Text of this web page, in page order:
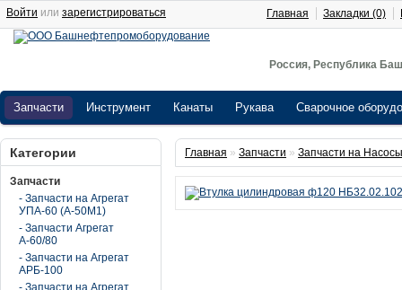
Россия, Республика
Войти или зарегистрироваться Главная Закладки (0)
Запчасти Инструмент Канаты Рукава Сварочное
Категории
Запчасти
- Запчасти на Агрегат
УПА-60 (А-50М1)
- Запчасти Агрегат
А-60/80
- Запчасти на Агрегат
АРБ-100
- Запчасти на Агрегат
Главная » Запчасти » Запчасти на